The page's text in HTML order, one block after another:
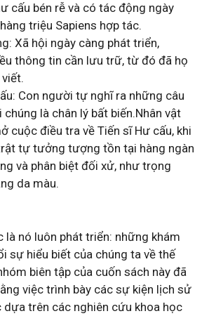
cấu bén rễ và có tác động ngày
triệu Sapiens hợp tác.
Xã hội ngày càng phát triển,
thông tin cần lưu trữ, từ đó đã họ
Con người tự nghĩ ra những câu
là chân lý bất biến.Nhân vật
cuộc điều tra về Tiến sĩ Hư cấu, khi
tự tưởng tượng tồn tại hàng ngàn
và phân biệt đối xử, như trọng
da màu.
là nó luôn phát triển: những khám
sự hiểu biết của chúng ta về thế
biên tập của cuốn sách này đã
việc trình bày các sự kiện lịch sử
trên các nghiên cứu khoa học